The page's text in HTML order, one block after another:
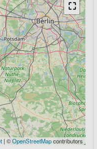
⛶
| ©OpenStreetMapcontributors